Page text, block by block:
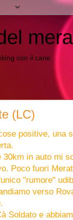
con il cane
(LC)
positive, una
30km in auto mi
Poco fuori
"rumore"
verso
Soldato e